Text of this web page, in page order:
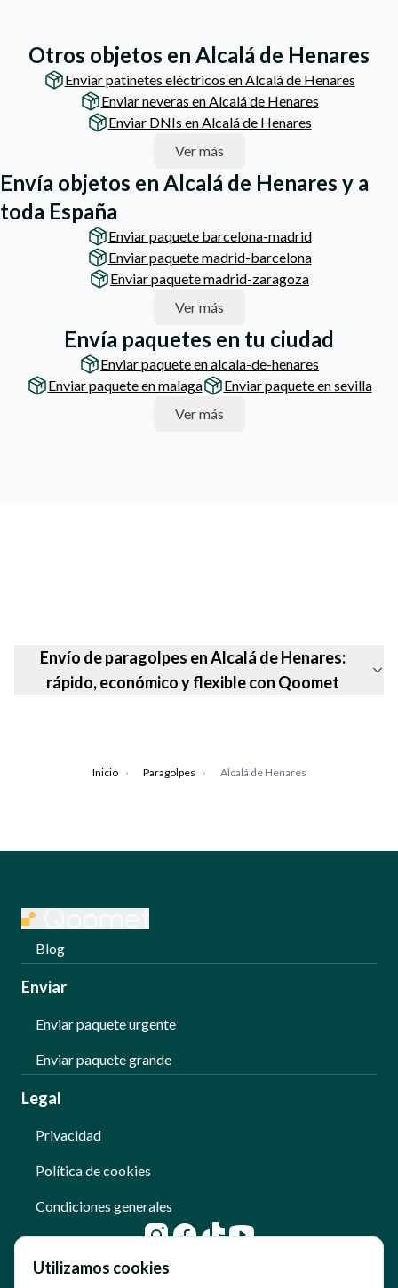
Otros objetos en Alcalá de Henares
Enviar patinetes eléctricos en Alcalá de Henares
Enviar neveras en Alcalá de Henares
Enviar DNIs en Alcalá de Henares
Ver más
Envía objetos en Alcalá de Henares y a
toda España
Enviar paquete barcelona-madrid
Enviar paquete madrid-barcelona
Enviar paquete madrid-zaragoza
Ver más
Envía paquetes en tu ciudad
Enviar paquete en alcala-de-henares
Enviar paquete en malaga
Enviar paquete en sevilla
Ver más
Envío de paragolpes en Alcalá de Henares:
rápido, económico y flexible con Qoomet
Inicio › Paragolpes › Alcalá de Henares
Blog
Enviar
Enviar paquete urgente
Enviar paquete grande
Legal
Privacidad
Política de cookies
Condiciones generales
Utilizamos cookies